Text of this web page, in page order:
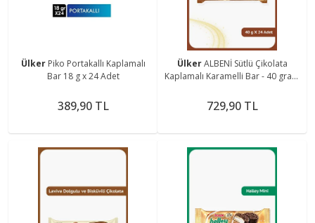
Ülker Piko Portakallı Kaplamalı
Bar 18 g x 24 Adet
389,90 TL
ÜlkerALBENİ Sütlü Çikolata
Kaplamalı Karamelli Bar - 40 gram
729,90 TL